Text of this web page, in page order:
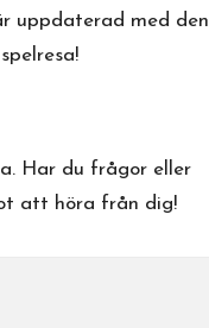
uppdaterad med den
Har du frågor eller
att höra från dig!